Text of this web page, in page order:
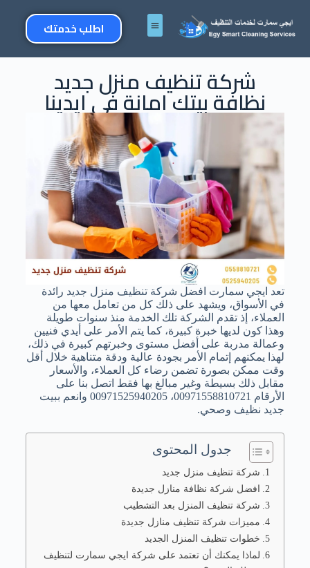
اطلب خدمتك
شركة تنظيف منزل جديد
نظافة بيتك امانة في ايدينا
تعد ايجي سمارت افضل شركة تنظيف منزل جديد رائدة
في الأسواق، ويشهد على ذلك كل من تعامل معها من
العملاء، إذ تقدم الشركة تلك الخدمة منذ سنوات طويلة
وهذا كون لديها خبرة كبيرة، كما يتم الأمر على أيدي فنيين
وعمالة مدربة على أفضل مستوى وخبرتهم كبيرة في ذلك،
لهذا يمكنهم إتمام الأمر بجودة عالية ودقة متناهية خلال أقل
وقت ممكن بصورة تضمن رضاء كل العملاء، والأسعار
مقابل ذلك بسيطة وغير مبالغ بها فقط اتصل بنا على
الأرقام 00971558810721، 00971525940205 وانعم ببيت
جديد نظيف وصحي.
جدول المحتوى
شركة تنظيف منزل جديد
افضل شركة نظافة منازل جديدة
شركة تنظيف المنزل بعد التشطيب
مميزات شركة تنظيف منازل جديدة
خطوات تنظيف المنزل الجديد
لماذا يمكنك أن تعتمد على شركة ايجي سمارت لتنظيف